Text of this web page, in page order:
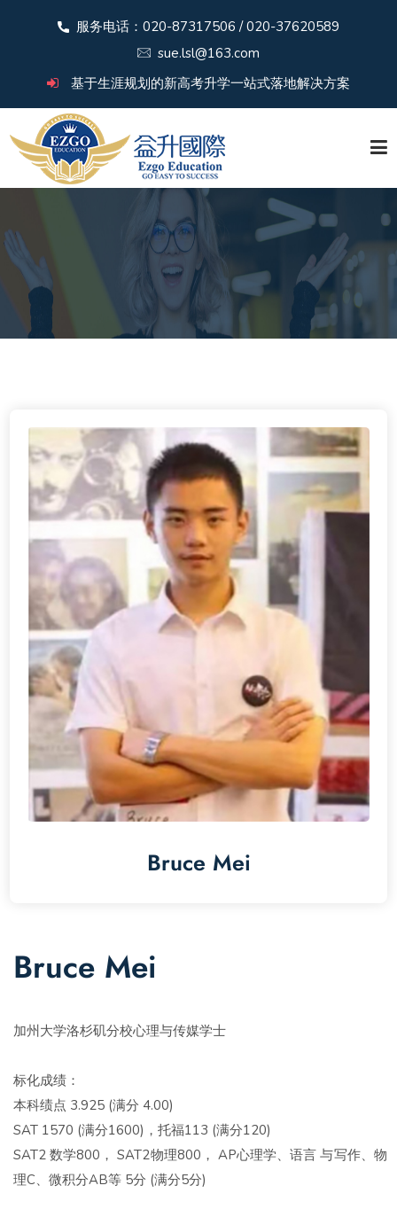
服务电话：020-87317506 / 020-37620589
sue.lsl@163.com
基于生涯规划的新高考升学一站式落地解决方案
关于益升
新闻中心
一站式升学
Bruce Mei
Bruce Mei
加州大学洛杉矶分校心理与传媒学士
标化成绩：
本科绩点 3.925 (满分 4.00)
SAT 1570 (满分1600)，托福113 (满分120)
SAT2 数学800， SAT2物理800， AP心理学、语言 与写作、物
理C、微积分AB等 5分 (满分5分)